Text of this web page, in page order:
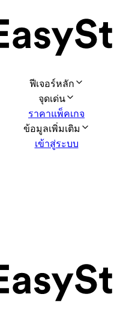
ฟีเจอร์หลัก
จุดเด่น
ราคาแพ็คเกจ
ข้อมูลเพิ่มเติม
เข้าสู่ระบบ